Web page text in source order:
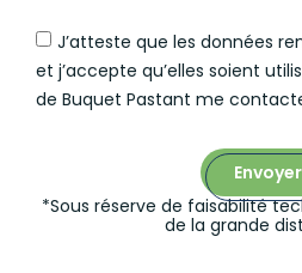
J’atteste que les données
et j’accepte qu’elles soient
de Buquet Pastant me
Envoyer
*Sous réserve de faisabilité
de la grande